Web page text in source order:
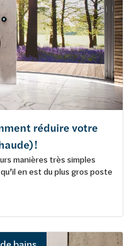
réduire votre
!
manières très simples
en est du plus gros poste